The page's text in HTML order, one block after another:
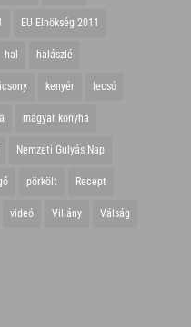
EU Elnökség 2011
hal halászlé
kenyér lecsó
magyar konyha
Nemzeti Gulyás Nap
pörkölt Recept
videó Villány Válság